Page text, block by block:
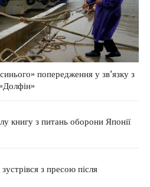
попередження у зв’язку з
книгу з питань оборони Японії
з пресою після